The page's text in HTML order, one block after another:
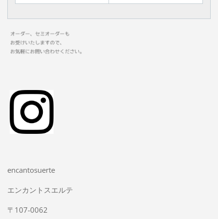
encantosuerte
エンカントスエルテ
〒107-0062